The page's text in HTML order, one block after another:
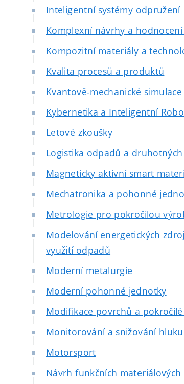
Inteligentní systémy odpružení
Komplexní návrhy a
Kompozitní materiály a
Kvalita procesů a produktů
Kvantově-mechanické
Kybernetika a Inteligentní
Letové zkoušky
Logistika odpadů a
Magneticky aktivní smart
Mechatronika a pohonné
Metrologie pro pokročilou
Modelování energetických
využití odpadů
Moderní metalurgie
Moderní pohonné jednotky
Modifikace povrchů a
Monitorování a snižování
Motorsport
Návrh funkčních